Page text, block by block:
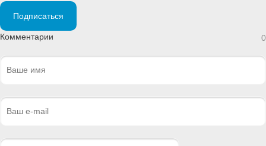
Подписаться
Комментарии 0